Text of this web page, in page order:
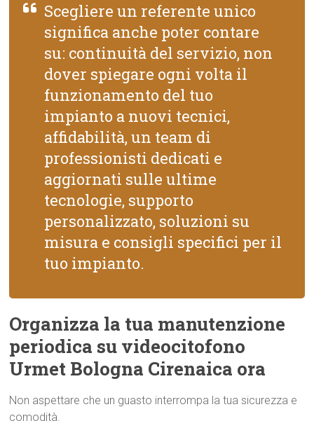
Scegliere un referente unico
significa anche poter contare
su: continuità del servizio, non
dover spiegare ogni volta il
funzionamento del tuo
impianto a nuovi tecnici,
affidabilità, un team di
professionisti dedicati e
aggiornati sulle ultime
tecnologie, supporto
personalizzato, soluzioni su
misura e consigli specifici per il
tuo impianto.
Organizza la tua manutenzione
periodica su videocitofono
Urmet Bologna Cirenaica ora
Non aspettare che un guasto interrompa la tua sicurezza e
comodità.